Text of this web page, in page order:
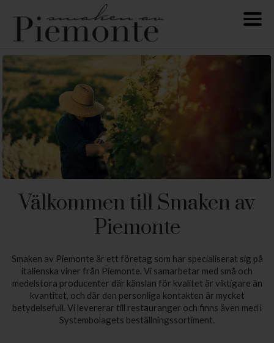
Välkommen till Smaken av
Piemonte
Smaken av Piemonte är ett företag som har specialiserat sig på
italienska viner från Piemonte. Vi samarbetar med små och
medelstora producenter där känslan för kvalitet är viktigare än
kvantitet, och där den personliga kontakten är mycket
betydelsefull. Vi levererar till restauranger och finns även med i
Systembolagets beställningssortiment.